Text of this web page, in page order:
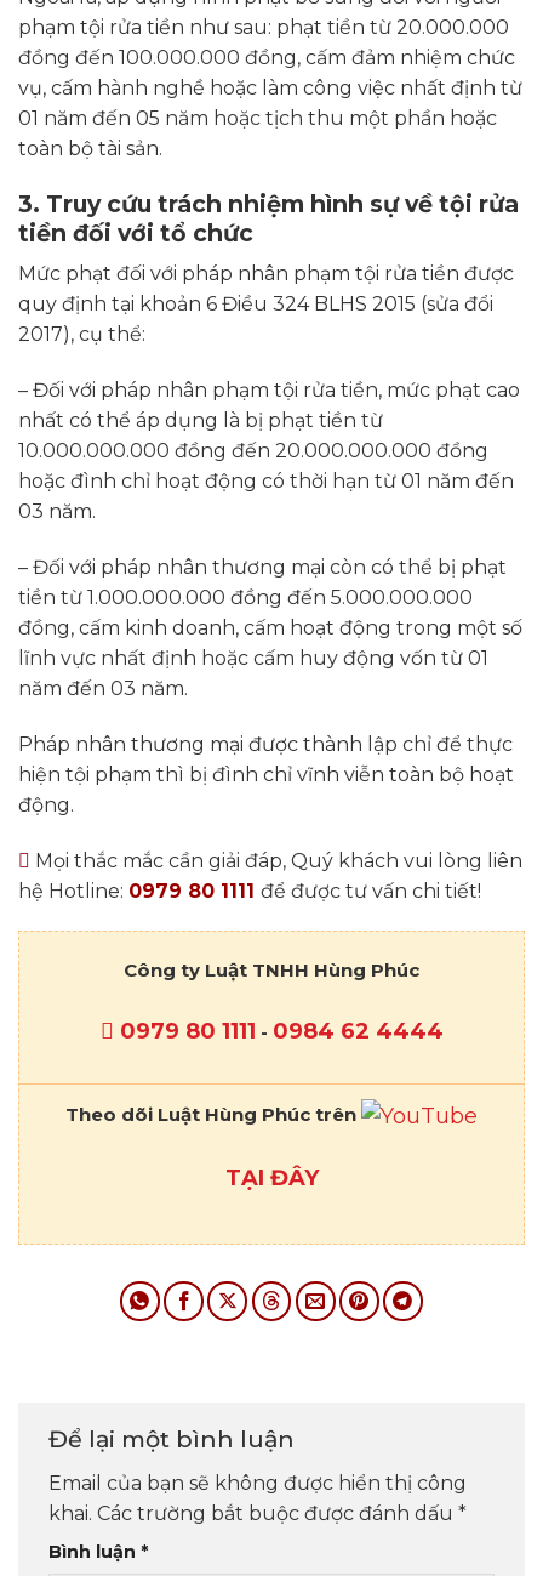
phạm tội rửa tiền như sau: phạt tiền từ 20.000.000
đồng đến 100.000.000 đồng, cấm đảm nhiệm chức
vụ, cấm hành nghề hoặc làm công việc nhất định từ
01 năm đến 05 năm hoặc tịch thu một phần hoặc
toàn bộ tài sản.
3. Truy cứu trách nhiệm hình sự về tội rửa
tiền đối với tổ chức
Mức phạt đối với pháp nhân phạm tội rửa tiền được
quy định tại khoản 6 Điều 324 BLHS 2015 (sửa đổi
2017), cụ thể:
– Đối với pháp nhân phạm tội rửa tiền, mức phạt cao
nhất có thể áp dụng là bị phạt tiền từ
10.000.000.000 đồng đến 20.000.000.000 đồng
hoặc đình chỉ hoạt động có thời hạn từ 01 năm đến
03 năm.
– Đối với pháp nhân thương mại còn có thể bị phạt
tiền từ 1.000.000.000 đồng đến 5.000.000.000
đồng, cấm kinh doanh, cấm hoạt động trong một số
lĩnh vực nhất định hoặc cấm huy động vốn từ 01
năm đến 03 năm.
Pháp nhân thương mại được thành lập chỉ để thực
hiện tội phạm thì bị đình chỉ vĩnh viễn toàn bộ hoạt
động.
Mọi thắc mắc cần giải đáp, Quý khách vui lòng liên
hệ Hotline: 0979 80 1111 để được tư vấn chi tiết!
Công ty Luật TNHH Hùng Phúc
0979 80 1111 - 0984 62 4444
Theo dõi Luật Hùng Phúc trên
TẠI ĐÂY
Để lại một bình luận
Email của bạn sẽ không được hiển thị công
khai. Các trường bắt buộc được đánh dấu *
Bình luận *